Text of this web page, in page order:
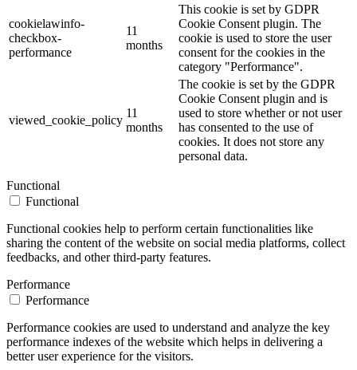
cookielawinfo-
checkbox-
performance
11
months
This cookie is set by GDPR
Cookie Consent plugin. The
cookie is used to store the user
consent for the cookies in the
category "Performance".
viewed_cookie_policy
11
months
The cookie is set by the GDPR
Cookie Consent plugin and is
used to store whether or not user
has consented to the use of
cookies. It does not store any
personal data.
Functional
Functional
Functional cookies help to perform certain functionalities like
sharing the content of the website on social media platforms, collect
feedbacks, and other third-party features.
Performance
Performance
Performance cookies are used to understand and analyze the key
performance indexes of the website which helps in delivering a
better user experience for the visitors.